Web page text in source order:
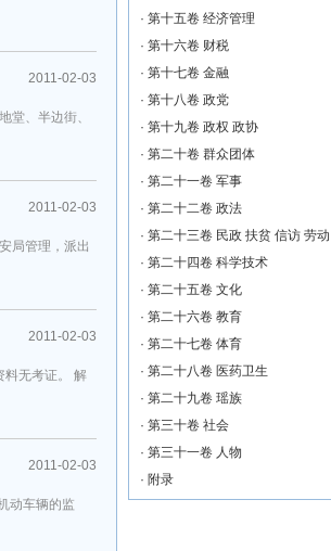
2011-02-03
堂、半边街、
2011-02-03
局管理，派出
2011-02-03
料无考证。 解
2011-02-03
动车辆的监
· 第十五卷 经济管理
· 第十六卷 财税
· 第十七卷 金融
· 第十八卷 政党
· 第十九卷 政权 政协
· 第二十卷 群众团体
· 第二十一卷 军事
· 第二十二卷 政法
· 第二十三卷 民政 扶贫 信访 劳动
· 第二十四卷 科学技术
· 第二十五卷 文化
· 第二十六卷 教育
· 第二十七卷 体育
· 第二十八卷 医药卫生
· 第二十九卷 瑶族
· 第三十卷 社会
· 第三十一卷 人物
· 附录